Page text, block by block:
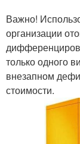
Важно!
организации
только одного
внезапном
стоимости.